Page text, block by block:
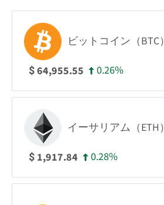
ビットコイン（BTC）
$64,955.55 0.26%
イーサリアム（ETH）
$ 1,917.84 0.28%